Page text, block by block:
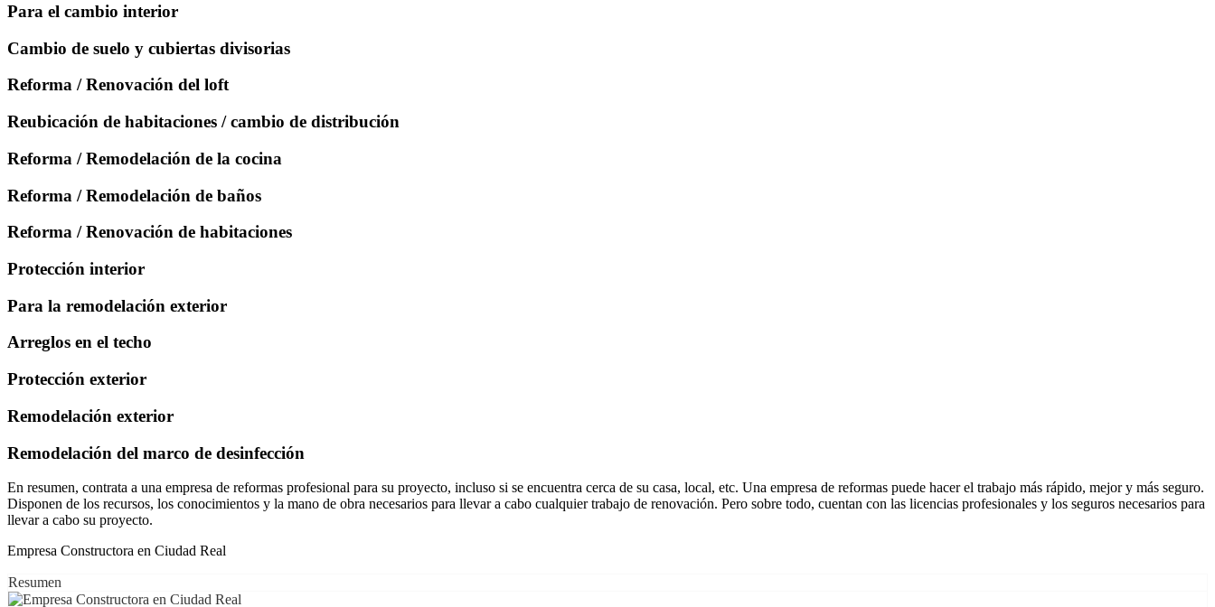
Para el cambio interior
Cambio de suelo y cubiertas divisorias
Reforma / Renovación del loft
Reubicación de habitaciones / cambio de distribución
Reforma / Remodelación de la cocina
Reforma / Remodelación de baños
Reforma / Renovación de habitaciones
Protección interior
Para la remodelación exterior
Arreglos en el techo
Protección exterior
Remodelación exterior
Remodelación del marco de desinfección
En resumen, contrata a una empresa de reformas profesional para su proyecto, incluso si se encuentra cerca de su casa, local, etc. Una empresa de reformas puede hacer el trabajo más rápido, mejor y más seguro.
Disponen de los recursos, los conocimientos y la mano de obra necesarios para llevar a cabo cualquier trabajo de renovación. Pero sobre todo, cuentan con las licencias profesionales y los seguros necesarios para
llevar a cabo su proyecto.
Empresa Constructora en Ciudad Real
Resumen